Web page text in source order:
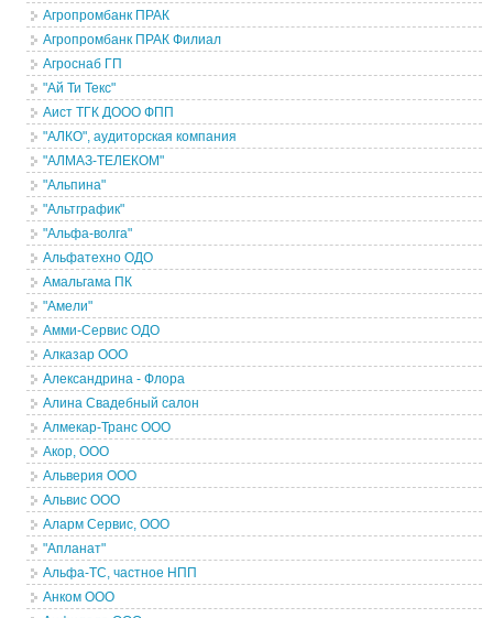
Агропромбанк ПРАК
Агропромбанк ПРАК Филиал
Агроснаб ГП
"Ай Ти Текс"
Аист ТГК ДООО ФПП
"АЛКО", аудиторская компания
"АЛМАЗ-ТЕЛЕКОМ"
"Альпина"
"Альтграфик"
"Альфа-волга"
Альфатехно ОДО
Амальгама ПК
"Амели"
Амми-Сервис ОДО
Алказар ООО
Александрина - Флора
Алина Свадебный салон
Алмекар-Транс ООО
Акор, ООО
Альверия ООО
Альвис ООО
Аларм Сервис, ООО
"Апланат"
Альфа-ТС, частное НПП
Анком ООО